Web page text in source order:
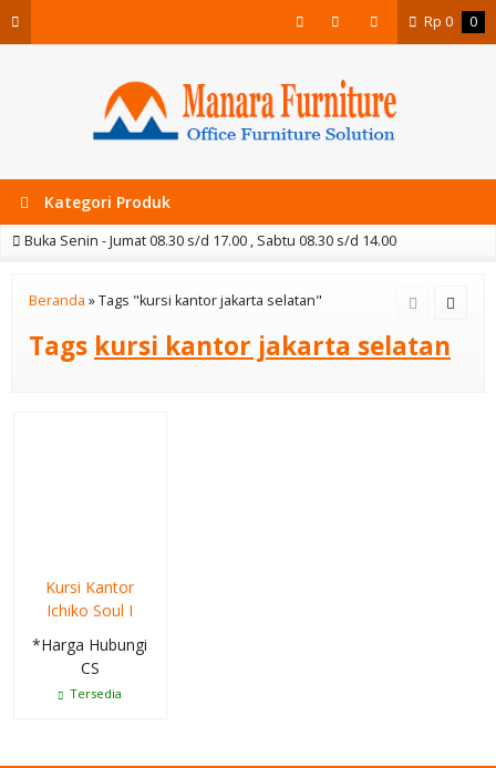
Rp 0 0
Kategori Produk
Buka Senin - Jumat 08.30 s/d 17.00 , Sabtu 08.30 s/d 14.00
Beranda »Tags "kursi kantor jakarta selatan"
Tags kursi kantor jakarta selatan
Kursi Kantor
Ichiko Soul I
*Harga Hubungi
CS
Tersedia